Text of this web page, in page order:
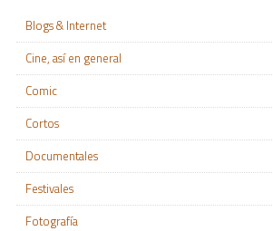
Blogs & Internet
Cine, así en general
Comic
Cortos
Documentales
Festivales
Fotografía